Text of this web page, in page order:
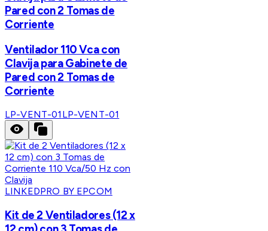
Pared con 2 Tomas de
Corriente
Ventilador 110 Vca con
Clavija para Gabinete de
Pared con 2 Tomas de
Corriente
LP-VENT-01 LP-VENT-01
LINKEDPRO BY EPCOM
Kit de 2 Ventiladores (12 x